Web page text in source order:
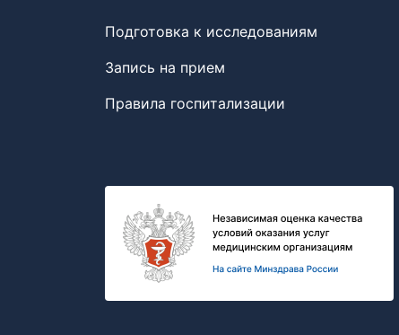
Подготовка к исследованиям
Запись на прием
Правила госпитализации